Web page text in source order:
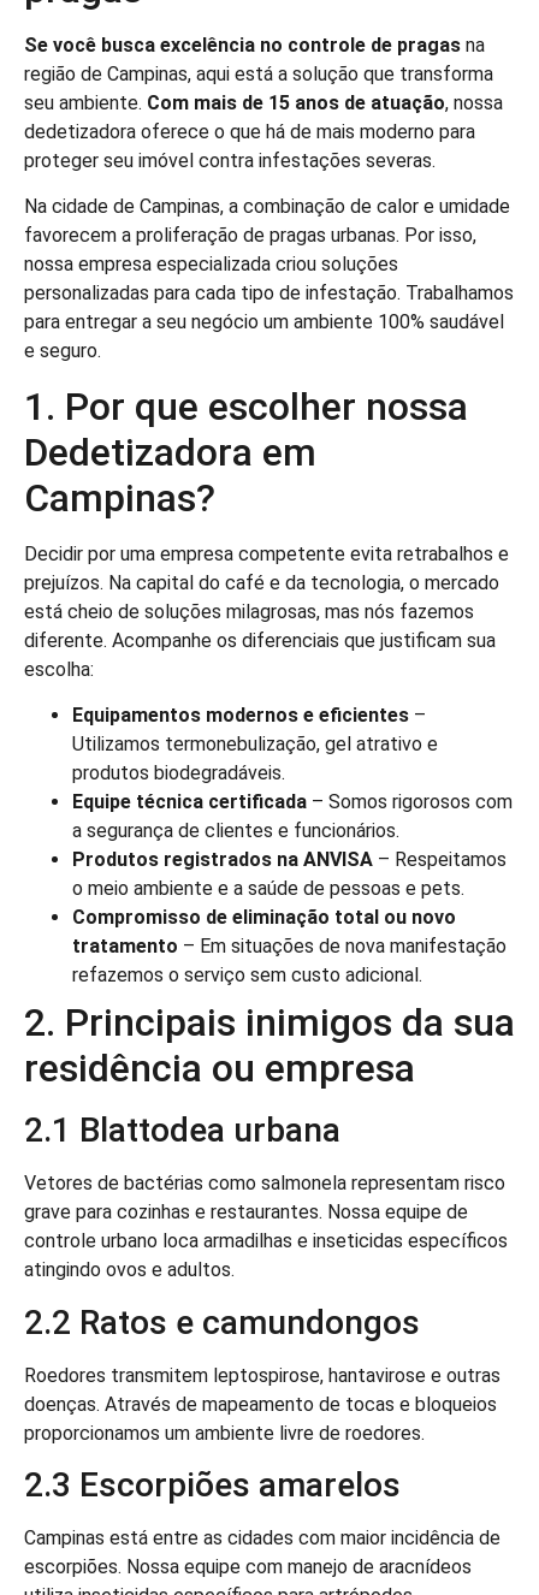
Se você busca excelência no controle de pragas na
região de Campinas, aqui está a solução que transforma
seu ambiente. Com mais de 15 anos de atuação, nossa
dedetizadora oferece o que há de mais moderno para
proteger seu imóvel contra infestações severas.
Na cidade de Campinas, a combinação de calor e umidade
favorecem a proliferação de pragas urbanas. Por isso,
nossa empresa especializada criou soluções
personalizadas para cada tipo de infestação. Trabalhamos
para entregar a seu negócio um ambiente 100% saudável
e seguro.
1. Por que escolher nossa
Dedetizadora em
Campinas?
Decidir por uma empresa competente evita retrabalhos e
prejuízos. Na capital do café e da tecnologia, o mercado
está cheio de soluções milagrosas, mas nós fazemos
diferente. Acompanhe os diferenciais que justificam sua
escolha:
Equipamentos modernos e eficientes –
Utilizamos termonebulização, gel atrativo e
produtos biodegradáveis.
Equipe técnica certificada – Somos rigorosos com
a segurança de clientes e funcionários.
Produtos registrados na ANVISA – Respeitamos
o meio ambiente e a saúde de pessoas e pets.
Compromisso de eliminação total ou novo
tratamento – Em situações de nova manifestação
refazemos o serviço sem custo adicional.
2. Principais inimigos da sua
residência ou empresa
2.1 Blattodea urbana
Vetores de bactérias como salmonela representam risco
grave para cozinhas e restaurantes. Nossa equipe de
controle urbano loca armadilhas e inseticidas específicos
atingindo ovos e adultos.
2.2 Ratos e camundongos
Roedores transmitem leptospirose, hantavirose e outras
doenças. Através de mapeamento de tocas e bloqueios
proporcionamos um ambiente livre de roedores.
2.3 Escorpiões amarelos
Campinas está entre as cidades com maior incidência de
escorpiões. Nossa equipe com manejo de aracnídeos